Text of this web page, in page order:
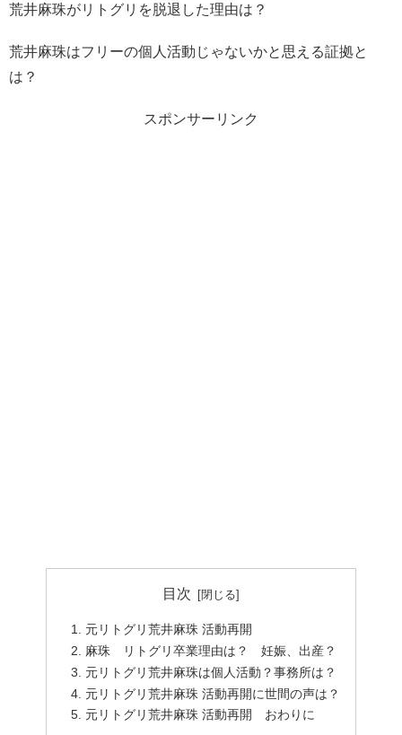
荒井麻珠がリトグリを脱退した理由は？
荒井麻珠はフリーの個人活動じゃないかと思える証拠と
は？
スポンサーリンク
目次
元リトグリ荒井麻珠 活動再開
麻珠 リトグリ卒業理由は？ 妊娠、出産？
元リトグリ荒井麻珠は個人活動？事務所は？
元リトグリ荒井麻珠 活動再開に世間の声は？
元リトグリ荒井麻珠 活動再開 おわりに